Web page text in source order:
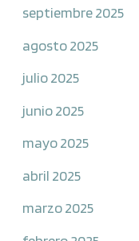
septiembre 2025
agosto 2025
julio 2025
junio 2025
mayo 2025
abril 2025
marzo 2025